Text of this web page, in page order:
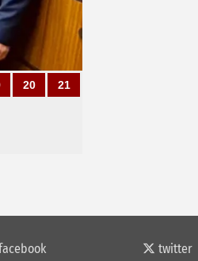
20 21
twitter